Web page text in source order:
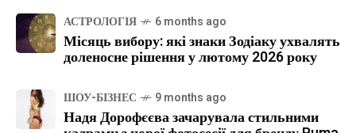
АСТРОЛОГІЯ 6 months ago
Місяць вибору: які знаки Зодіаку ухвалять
доленосне рішення у лютому 2026 року
ШОУ-БІЗНЕС 9 months ago
Надя Дорофєєва зачарувала стильними